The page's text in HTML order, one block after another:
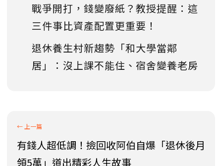
戰爭開打，錢變廢紙？教授提醒：這
三件事比資產配置更重要！
退休養生村新趨勢「和大學當鄰
居」：沒上課不能住、宿舍變養老房
有錢人超低調！撿回收阿伯自爆「退休後月
領5萬」道出精彩人生故事